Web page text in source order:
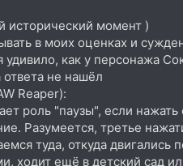
исторический момент )
в моих оценках и
как у персонажа
не нашёл
Reaper):
роль "паузы", если
Разумеется, третье
туда, откуда двигались
ходит ещё в детский сад